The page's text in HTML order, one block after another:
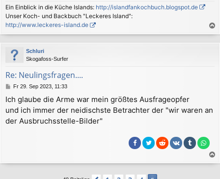
Ein Einblick in die Küche Islands: http://islandfankochbuch.blogspot.de
Unser Koch- und Backbuch "Leckeres Island":
http://www.leckeres-island.de
a
c
Schluri
Skogafoss-Surfer
Re: Neulingsfragen....
B
i
t
a
Fr 29. Sep 2023, 11:33
Ich glaube die Arme war mein größtes Ausfrageopfer
und ich immer der neidischste Betrachter der "wir waren an
der Ausbruchsstelle-Bilder"
a